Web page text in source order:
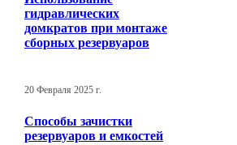
гидравлических
домкратов при монтаже
сборных резервуаров
20 Февраля 2025 г.
Способы зачистки
резервуаров и емкостей